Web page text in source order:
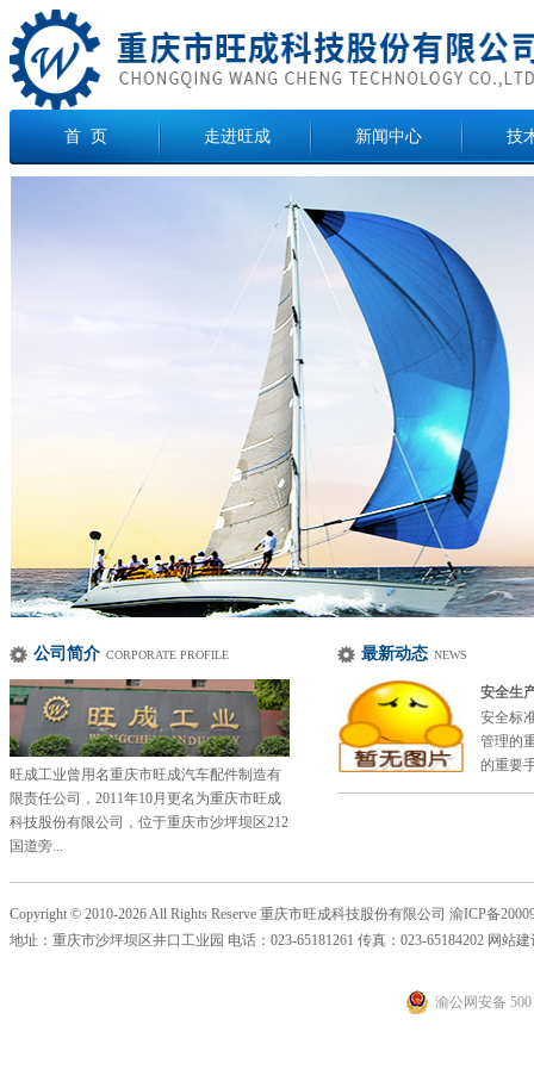
首 页 走进旺成 新闻中心 技
公司简介 CORPORATE PROFILE
旺成工业曾用名重庆市旺成汽车配件制造有
限责任公司，2011年10月更名为重庆市旺成
科技股份有限公司，位于重庆市沙坪坝区212
国道旁...
最新动态 NEWS
安全生
安全标
管理的
的重要
Copyright © 2010-2026 All Rights Reserve 重庆市旺成科技股份有限公司 渝ICP备
地址：重庆市沙坪坝区井口工业园 电话：023-65181261 传真：023-65184202 网站
渝公网安备